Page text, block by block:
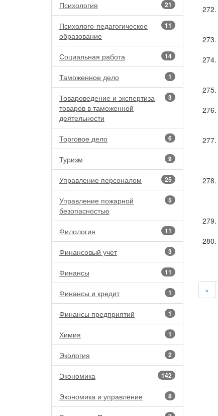
21
Психология
11
Психолого-педагогическое
образование
14
Социальная работа
1
Таможенное дело
3
Товароведение и экспертиза
товаров в таможенной
деятельности
6
Торговое дело
9
Туризм
25
Управление персоналом
5
Управление пожарной
безопасностью
11
Филология
3
Финансовый учет
11
Финансы
1
Финансы и кредит
1
Финансы предприятий
1
Химия
2
Экология
142
Экономика
8
Экономика и управление
«